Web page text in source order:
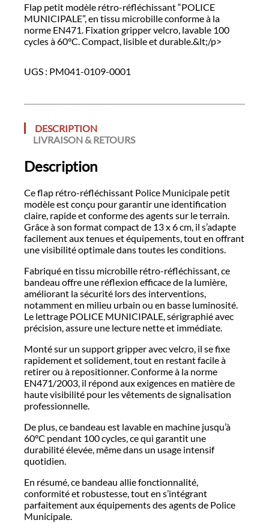
Flap petit modèle rétro-réfléchissant “POLICE
MUNICIPALE”, en tissu microbille conforme à la
norme EN471. Fixation gripper velcro, lavable 100
cycles à 60°C. Compact, lisible et durable.&lt;/p>
UGS : PM041-0109-0001
DESCRIPTION
LIVRAISON & RETOURS
Description
Ce flap rétro-réfléchissant Police Municipale petit
modèle est conçu pour garantir une identification
claire, rapide et conforme des agents sur le terrain.
Grâce à son format compact de 13 x 6 cm, il s’adapte
facilement aux tenues et équipements, tout en offrant
une visibilité optimale dans toutes les conditions.
Fabriqué en tissu microbille rétro-réfléchissant, ce
bandeau offre une réflexion efficace de la lumière,
améliorant la sécurité lors des interventions,
notamment en milieu urbain ou en basse luminosité.
Le lettrage POLICE MUNICIPALE, sérigraphié avec
précision, assure une lecture nette et immédiate.
Monté sur un support gripper avec velcro, il se fixe
rapidement et solidement, tout en restant facile à
retirer ou à repositionner. Conforme à la norme
EN471/2003, il répond aux exigences en matière de
haute visibilité pour les vêtements de signalisation
professionnelle.
De plus, ce bandeau est lavable en machine jusqu’à
60°C pendant 100 cycles, ce qui garantit une
durabilité élevée, même dans un usage intensif
quotidien.
En résumé, ce bandeau allie fonctionnalité,
conformité et robustesse, tout en s’intégrant
parfaitement aux équipements des agents de Police
Municipale.